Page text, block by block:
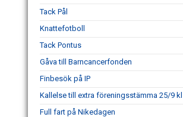
Tack Pål
Knattefotboll
Tack Pontus
Gåva till Barncancerfonden
Finbesök på IP
Kallelse till extra föreningsstämma 25/9 kl
Full fart på Nikedagen